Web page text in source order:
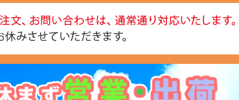
ク
イバーフックス)
反射・蓄光・フェルトテープ
接着剤
ゴムロープ・ゴムバンド
ビス・サブパーツ
ソーホースブラケット
ジョイントロック
水回りに使う